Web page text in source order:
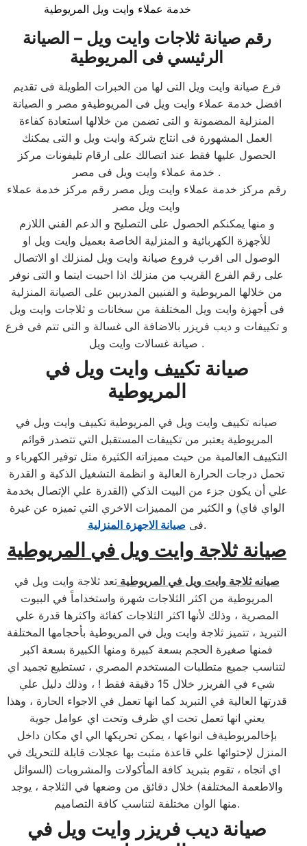
خدمة عملاء وايت ويل المريوطية
رقم صيانة ثلاجات وايت ويل – الصيانة
الرئيسي فى المريوطية
فرع صيانة وايت ويل التى لها من الخبرات الطويلة فى تقديم
افضل خدمة عملاء وايت ويل فى المريوطيةو مصر و الصيانة
المنزلية المضمونة و التى تضمن من خلالها استعادة كفاءة
العمل المشهورة فى انتاج شركة وايت ويل و التى يمكنك
الحصول عليها فقط عند اتصالك على ارقام تليفونات مركز
خدمة عملاء وايت ويل فى مصر .
رقم مركز خدمة عملاء وايت ويل مصر رقم مركز خدمة عملاء
وايت ويل مصر
و منها يمكنكم الحصول على التصليح و الدعم الفني اللازم
للأجهزة الكهربائية و المنزلية الخاصة بعميل وايت ويل او
الوصول الى اقرب فروع صيانة وايت ويل لمنزلك او الاتصال
على رقم الفرع القريب من منزلك اذا احببت اينما و التى نوفر
من خلالها المريوطية و الفنيين المدربين على الصيانة المنزلية
فى أجهزة وايت ويل المختلفة من سخانات و ثلاجات وايت ويل
و تكييفات و ديب فريزر بالاضافة الى غسالة و التى تتم فى فرع
صيانة غسالات وايت ويل .
صيانة تكييف وايت ويل في
المريوطية
صيانه تكييف وايت ويل في المريوطية تكييف وايت ويل في
المريوطية يعتبر من تكييفات المستقبل التي تتصدر قوائم
التكييف العالمية من حيث مميزاته الكثيرة مثل توفير الكهرباء و
تحمل درجات الحرارة العالية و انظمة التشغيل الذكية و القدرة
علي أن يكون جزء من البيت الذكي (القدرة علي الإتصال بخدمة
الواي فاي) و الكثير من المميزات الاخري التي تميزه عن غيرة
فى صيانة الاجهزة المنزلية .
صيانة ثلاجة وايت ويل في المريوطية
صيانه ثلاجة وايت ويل في المريوطيةتعد ثلاجة وايت ويل في
المريوطية من اكثر الثلاجات شهرة واستخداماً في البيوت
المصرية ، وذلك لأنها اكثر الثلاجات كفائة واكثرها قدرة علي
التبريد ، تتميز ثلاجة وايت ويل في المريوطية بأحجامها المختلفة
فمنها صغيرة الحجم بسعة كبيرة ومنها الكبيرة بسعة اكبر
لتناسب جميع متطلبات المستخدم المصري ، تستطيع تجميد اي
شيء في الفريزر خلال 15 دقيقة فقط ! ، وذلك دليل علي
قدرتها العالية في التبريد كما انها تعمل في الاجواء الحارة ، وهذا
يعني انها تعمل تحت اي ظرف وتحت اي عوامل جوية
بإخالمريوطيةف انواعها ، يمكن تحريكها الي اي مكان داخل
المنزل لإحتوائها علي قاعدة مثبت بها عجلات قابلة للتحريك في
اي اتجاه ، تقوم بتبريد كافة المأكولات والمشروبات (السوائل
والاطعمة المختلفة) خلال دقائق من وضعها في الثلاجة ، يوجد
منها الوان مختلفة لتناسب كافة التصاميم.
صيانة ديب فريزر وايت ويل في